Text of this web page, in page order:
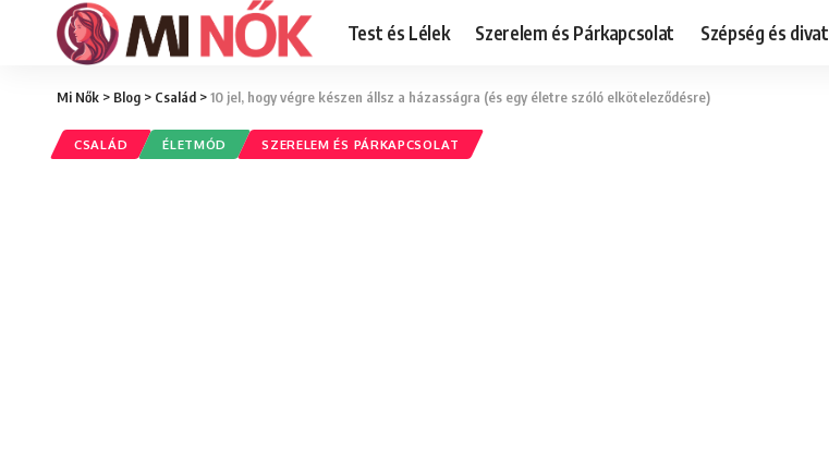
Test és Lélek Szerelem és Párkapcsolat Szépség és divat
Mi Nők > Blog > Család >10 jel, hogy végre készen állsz a házasságra (és egy életre szóló elköteleződésre)
CSALÁD ÉLETMÓD SZERELEM ÉS PÁRKAPCSOLAT